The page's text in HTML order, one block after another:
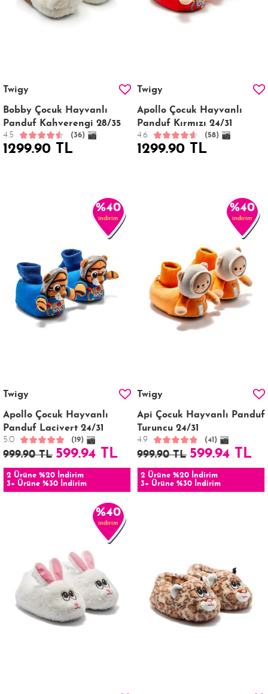
Twigy
Bobby Çocuk Hayvanlı
Panduf Kahverengi 28/35
4.5 (36)
1299.90 TL
Twigy
Apollo Çocuk Hayvanlı
Panduf Kırmızı 24/31
4.6 (58)
1299.90 TL
%40
indirim
Twigy
Apollo Çocuk Hayvanlı
Panduf Lacivert 24/31
5.0 (19)
999.90 TL 599.94 TL
2 Ürüne %20 İndirim
3+ Ürüne %30 İndirim
%40
indirim
Twigy
Api Çocuk Hayvanlı Panduf
Turuncu 24/31
4.9 (41)
999.90 TL 599.94 TL
2 Ürüne %20 İndirim
3+ Ürüne %30 İndirim
%40
indirim